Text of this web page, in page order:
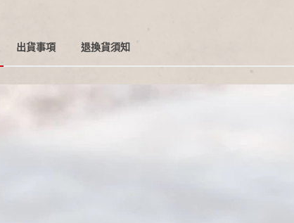
出貨事項 退換貨須知